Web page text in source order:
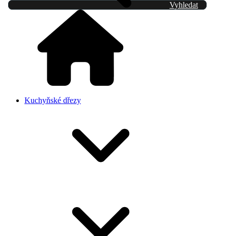
Vyhledat
Kuchyňské dřezy